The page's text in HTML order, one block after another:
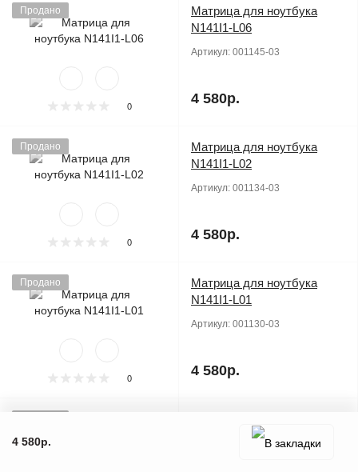
Продано
0
Матрица для ноутбука
N141I1-L06
Артикул: 001145-03
4 580р.
Продано
0
Матрица для ноутбука
N141I1-L02
Артикул: 001134-03
4 580р.
Продано
0
Матрица для ноутбука
N141I1-L01
Артикул: 001130-03
4 580р.
4 580р.